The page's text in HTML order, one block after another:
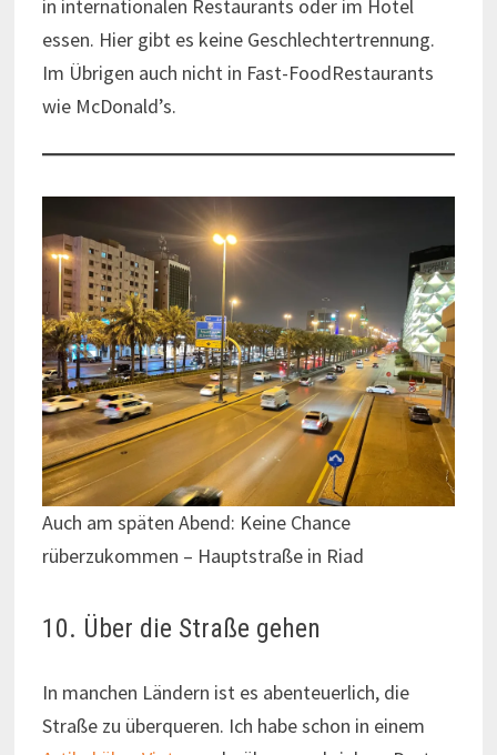
in internationalen Restaurants oder im Hotel
essen. Hier gibt es keine Geschlechtertrennung.
Im Übrigen auch nicht in Fast-FoodRestaurants
wie McDonald’s.
Auch am späten Abend: Keine Chance
rüberzukommen – Hauptstraße in Riad
10. Über die Straße gehen
In manchen Ländern ist es abenteuerlich, die
Straße zu überqueren. Ich habe schon in einem